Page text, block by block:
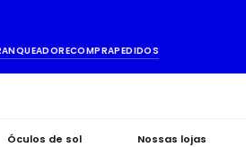
RECOMPRAPEDIDOS
Óculos de sol Nossas lojas